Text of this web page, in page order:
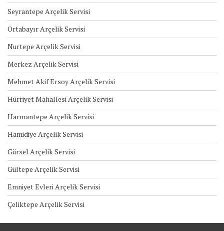
Seyrantepe Arçelik Servisi
Ortabayır Arçelik Servisi
Nurtepe Arçelik Servisi
Merkez Arçelik Servisi
Mehmet Akif Ersoy Arçelik Servisi
Hürriyet Mahallesi Arçelik Servisi
Harmantepe Arçelik Servisi
Hamidiye Arçelik Servisi
Gürsel Arçelik Servisi
Gültepe Arçelik Servisi
Emniyet Evleri Arçelik Servisi
Çeliktepe Arçelik Servisi